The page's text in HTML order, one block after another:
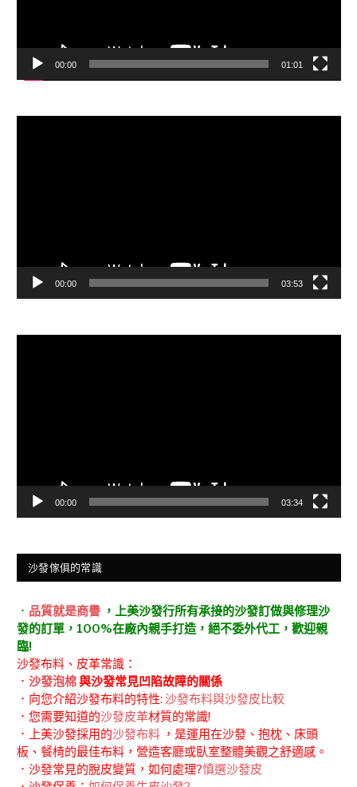
00:00 01:01
00:00 03:53
00:00 03:34
沙發傢俱的常識
． 品質就是商譽 ，上美沙發行所有承接的沙發訂做與修理沙
發的訂單，100%在廠內親手打造，絕不委外代工，歡迎親
臨!
沙發布料、皮革常識：
． 沙發泡棉與沙發常見凹陷故障的關係
．向您介紹沙發布料的特性: 沙發布料與沙發皮比較
．您需要知道的沙發皮革材質的常識!
．上美沙發採用的沙發布料 ，是運用在沙發、抱枕、床頭
板、餐椅的最佳布料，營造客廳或臥室整體美觀之舒適感。
．沙發常見的脫皮變質，如何處理?慎選沙發皮